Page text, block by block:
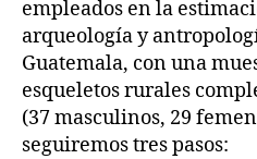
empleados en la
arqueología y
Guatemala, con una
esqueletos rurales
(37 masculinos, 29
seguiremos tres pasos: